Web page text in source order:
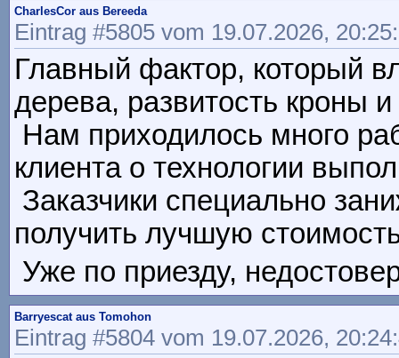
CharlesCor aus Bereeda
Eintrag #5805 vom 19.07.2026,
Главный фактор, который
дерева, развитость кроны
Нам приходилось много
клиента о технологии
Заказчики специально
получить лучшую
Уже по приезду,
Barryescat aus Tomohon
Eintrag #5804 vom 19.07.2026,